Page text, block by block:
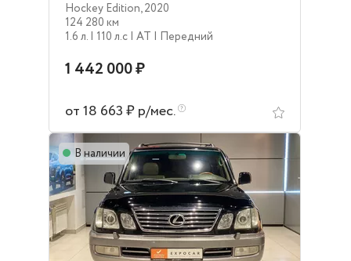
Hockey Edition,2020
124 280 км
1.6 л. | 110 л.c | AT | Передний
1 442 000 ₽
от 18 663 ₽ р/мес.
В наличии